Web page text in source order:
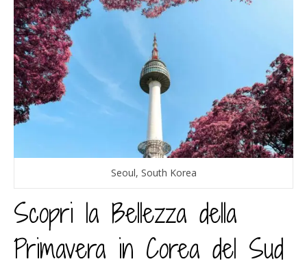
Seoul, South Korea
Scopri la Bellezza della
Primavera in Corea del Sud